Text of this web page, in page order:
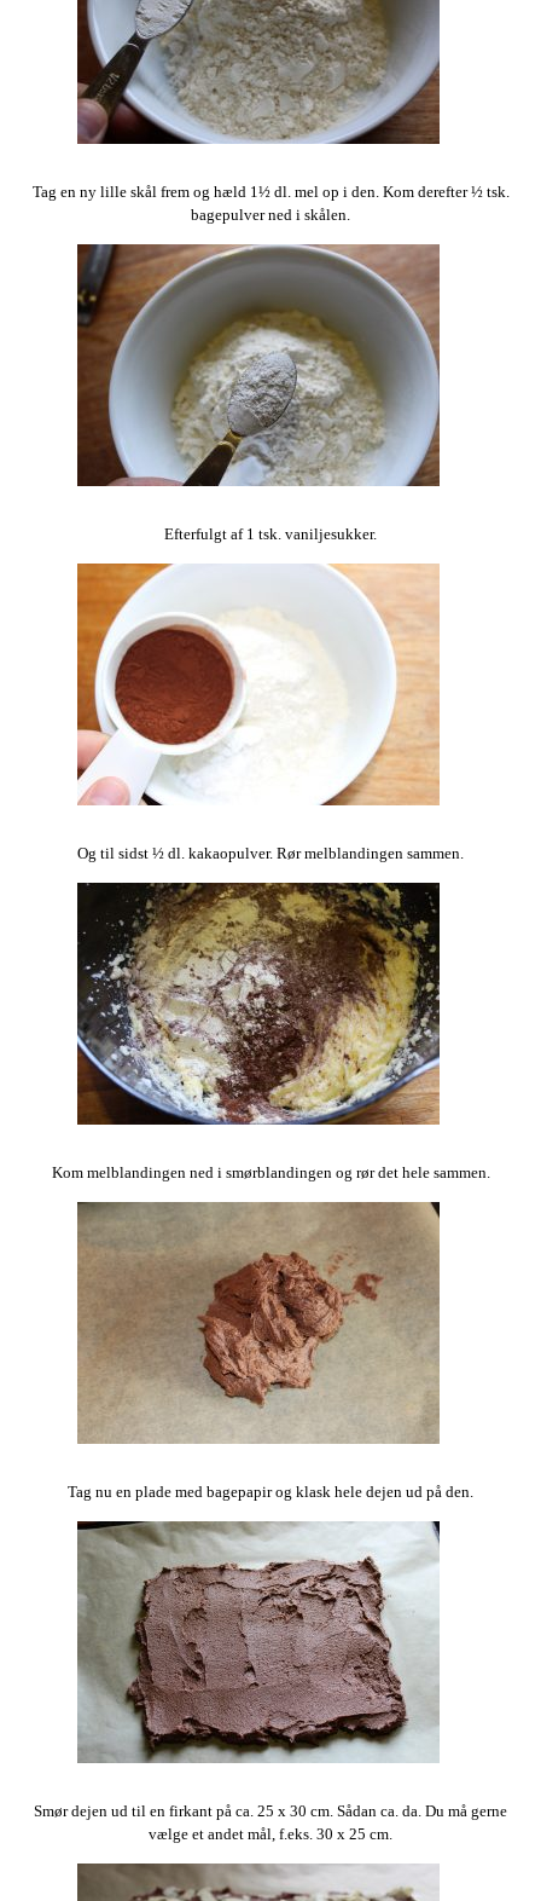
Tag en ny lille skål frem og hæld 1½ dl. mel op i den. Kom derefter ½ tsk.
bagepulver ned i skålen.
Efterfulgt af 1 tsk. vaniljesukker.
Og til sidst ½ dl. kakaopulver. Rør melblandingen sammen.
Kom melblandingen ned i smørblandingen og rør det hele sammen.
Tag nu en plade med bagepapir og klask hele dejen ud på den.
Smør dejen ud til en firkant på ca. 25 x 30 cm. Sådan ca. da. Du må gerne
vælge et andet mål, f.eks. 30 x 25 cm.